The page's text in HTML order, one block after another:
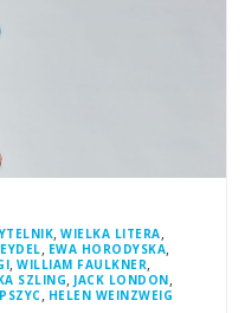
,WIELKA LITERA,
, EWA HORODYSKA,
, WILLIAM FAULKNER,
SZLING, JACK LONDON,
, HELEN WEINZWEIG